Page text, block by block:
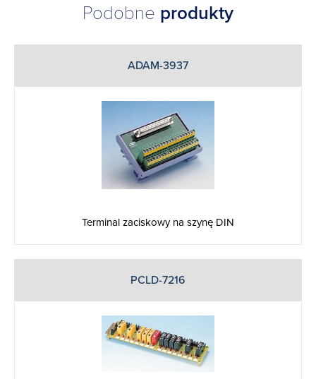
Podobne produkty
ADAM-3937
Terminal zaciskowy na szynę DIN
PCLD-7216